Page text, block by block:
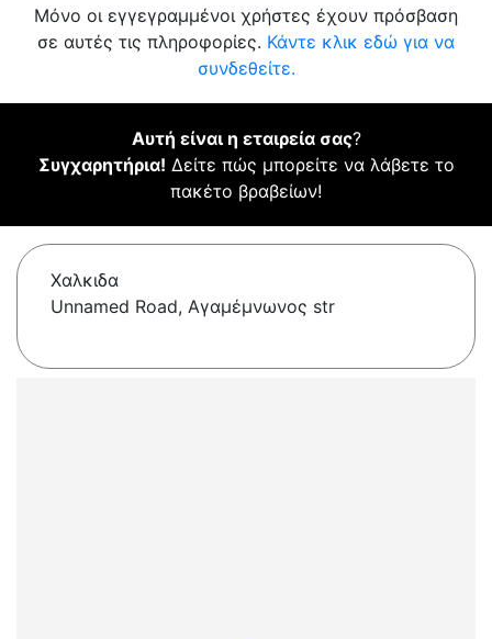
Μόνο οι εγγεγραμμένοι χρήστες έχουν πρόσβαση
σε αυτές τις πληροφορίες. Κάντε κλικ εδώ για να
συνδεθείτε.
Αυτή είναι η εταιρεία σας?
Συγχαρητήρια! Δείτε πώς μπορείτε να λάβετε το
πακέτο βραβείων!
Χαλκιδα
Unnamed Road, Αγαμέμνωνος str